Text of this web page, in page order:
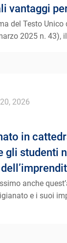
vantaggi
del Testo Unico
2025 n. 43), il
2026
in
gli studenti
anche
e i suoi